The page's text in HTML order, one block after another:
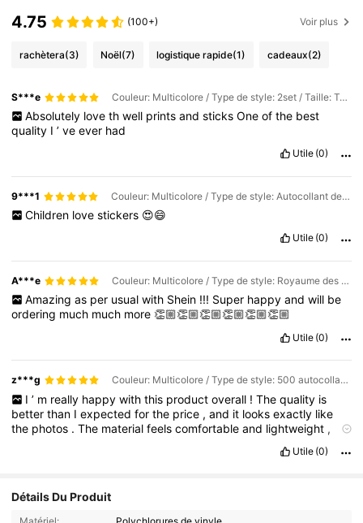
4.75 (100+) Voir plus
rachètera(3) Noël(7) logistique rapide(1) cadeaux(2)
S***e Couleur: Multicolore / Type de style: 2set / Taille: Taille Unique
Absolutely love th well prints and sticks One of the best
quality I’veever had
Utile (0)
9***1 Couleur: Multicolore / Type de style: Autocollant de louange de 3,8 cm / Taille: Taille Unique
Children love stickers 😍😄
Utile (0)
A***e Couleur: Multicolore / Type de style: Royaume des rêves peu profonds / Taille: Taille Unique
Amazing as per usual with Shein !!! Super happy and will be
ordering much much more👏🏼👏🏼👏🏼👏🏼👏🏼👏🏼
Utile (0)
z***g Couleur: Multicolore / Type de style: 500 autocollants d'autocollants d'expression de louange / Taille: Taille Unique
I ’ m really happy with this product overall ! The quality is
betterthan Iexpectedforthe price ,and it looksexactly like
the photos .The materialfeelscomfortableand lightweight ,
stylishand
spractical,cute,and
recommend
anyonelookingforsomething
Utile (0)
Détails Du Produit